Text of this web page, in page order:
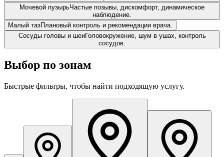
Мочевой пузырьЧастые позывы, дискомфорт, динамическое
наблюдение.
Малый тазПлановый контроль и рекомендации врача.
Сосуды головы и шеиГоловокружение, шум в ушах, контроль
сосудов.
Выбор по зонам
Быстрые фильтры, чтобы найти подходящую услугу.